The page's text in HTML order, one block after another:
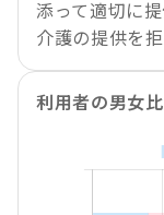
添って適切に
介護の提供を拒
利用者の男女比